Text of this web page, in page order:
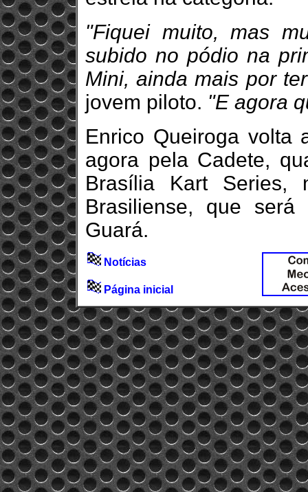
"Fiquei muito, mas
subido no pódio na
Mini, ainda mais por
jovem piloto. "E agora
Enrico Queiroga volta
agora pela Cadete,
Brasília Kart Series,
Brasiliense, que
Guará.
Notícias
Página inicial